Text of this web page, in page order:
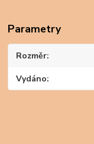
Parametry
Rozměr
Vydáno